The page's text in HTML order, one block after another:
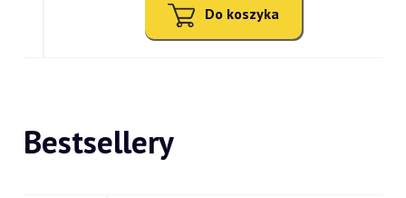
Do koszyka
Bestsellery